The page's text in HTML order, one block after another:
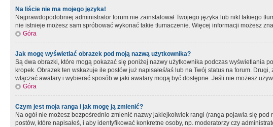
Na liście nie ma mojego języka!
Najprawdopodobniej administrator forum nie zainstalował Twojego języka lub nikt takiego
nie istnieje możesz sam spróbować wykonać takie tłumaczenie. Więcej informacji możesz
Góra
Jak mogę wyświetlać obrazek pod moją nazwą użytkownika?
Są dwa obrazki, które mogą pokazać się poniżej nazwy użytkownika podczas wyświetlania
kropek. Obrazek ten wskazuje ile postów już napisałeś/aś lub na Twój status na forum.
włączać awatary i wybierać sposób w jaki awatary mogą być dostępne. Jeśli nie możesz
Góra
Czym jest moja ranga i jak mogę ją zmienić?
Na ogół nie możesz bezpośrednio zmienić nazwy jakiejkolwiek rangi (ranga pojawia się
postów, które napisałeś, i aby identyfikować konkretne osoby, np. moderatorzy czy